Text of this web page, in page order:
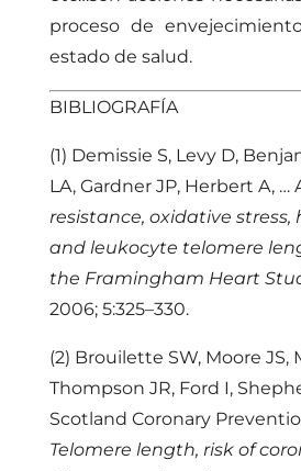
proceso de
estado de salud.
BIBLIOGRAFÍA
(1) Demissie S, Levy D,
LA, Gardner JP, Herbert A, …
resistance, oxidative stress,
and leukocyte telomere
the Framingham Heart
2006; 5:325–330.
(2) Brouilette SW, Moore JS,
Thompson JR, Ford I,
Scotland Coronary
Telomere length, risk of